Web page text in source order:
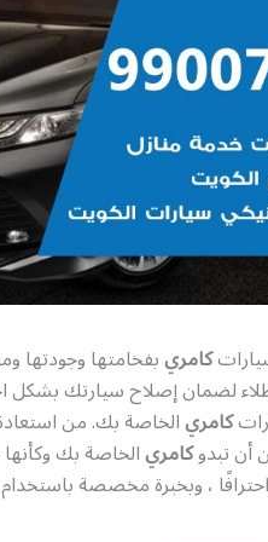
كامريبفخامتها وجودتها
لضمان إصلاح سيارتك بشكل
كامريالخاصة بك. من
تبدوكامريالخاصة بك
، وبخبرة مخصصة